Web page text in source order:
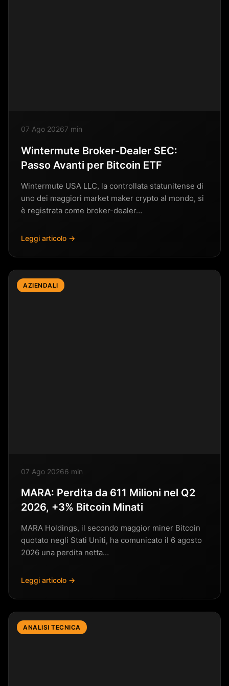
07 Ago 20267 min
Wintermute Broker-Dealer SEC:
Passo Avanti per Bitcoin ETF
Wintermute USA LLC, la controllata statunitense di
uno dei maggiori market maker crypto al mondo, si
è registrata come broker-dealer…
Leggi articolo →
AZIENDALI
07 Ago 20266 min
MARA: Perdita da 611 Milioni nel Q2
2026, +3% Bitcoin Minati
MARA Holdings, il secondo maggior miner Bitcoin
quotato negli Stati Uniti, ha comunicato il 6 agosto
2026 una perdita netta…
Leggi articolo →
ANALISI TECNICA